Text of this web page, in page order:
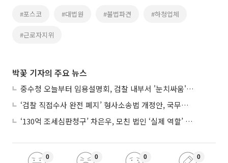
#포스코 #대법원 #불법파견 #하청업체
#근로자지위
박꽃 기자의 주요 뉴스
중수청 오늘부터 임용설명회, 검찰 내부서 '눈치싸움' 기류변화도
‘검찰 직접수사 완전 폐지’ 형사소송법 개정안, 국무회의 통과
‘130억 조세심판청구’ 차은우, 모친 법인 ‘실제 역할’ 다툴 듯
0 0 0 0